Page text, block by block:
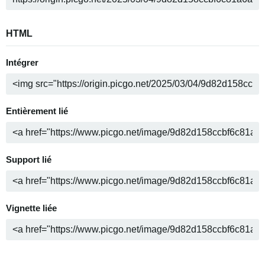
HTML
Intégrer
Entièrement lié
Support lié
Vignette liée